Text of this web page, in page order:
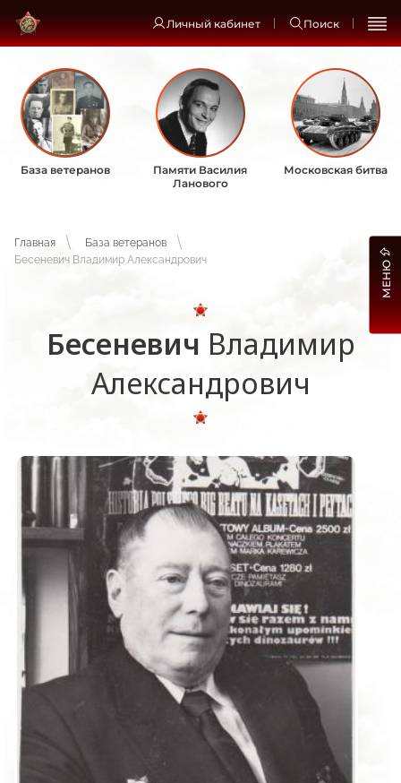
Личный кабинет Поиск
База ветеранов
Памяти Василия
Ланового
Московская битва
Главная
База ветеранов
Бесеневич Владимир Александрович
Бесеневич Владимир
Александрович
МЕНЮ